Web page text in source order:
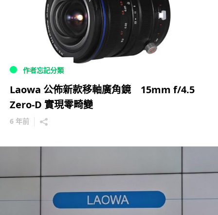
作者忘記分類
Laowa 公佈新款移軸廣角鏡 15mm f/4.5
Zero-D 實現零畸變
6 年前